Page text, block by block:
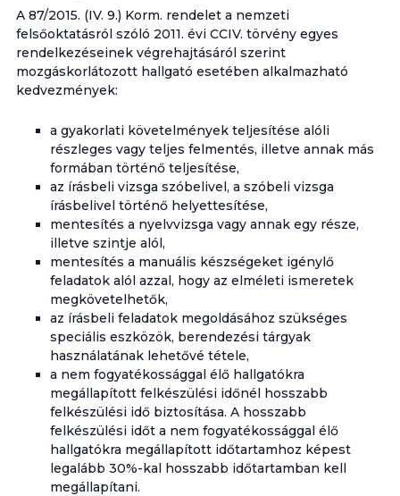
A 87/2015. (IV. 9.) Korm. rendelet a nemzeti
felsőoktatásról szóló 2011. évi CCIV. törvény egyes
rendelkezéseinek végrehajtásáról szerint
mozgáskorlátozott hallgató esetében alkalmazható
kedvezmények:
a gyakorlati követelmények teljesítése alóli
részleges vagy teljes felmentés, illetve annak más
formában történő teljesítése,
az írásbeli vizsga szóbelivel, a szóbeli vizsga
írásbelivel történő helyettesítése,
mentesítés a nyelvvizsga vagy annak egy része,
illetve szintje alól,
mentesítés a manuális készségeket igénylő
feladatok alól azzal, hogy az elméleti ismeretek
megkövetelhetők,
az írásbeli feladatok megoldásához szükséges
speciális eszközök, berendezési tárgyak
használatának lehetővé tétele,
a nem fogyatékossággal élő hallgatókra
megállapított felkészülési időnél hosszabb
felkészülési idő biztosítása. A hosszabb
felkészülési időt a nem fogyatékossággal élő
hallgatókra megállapított időtartamhoz képest
legalább 30%-kal hosszabb időtartamban kell
megállapítani.